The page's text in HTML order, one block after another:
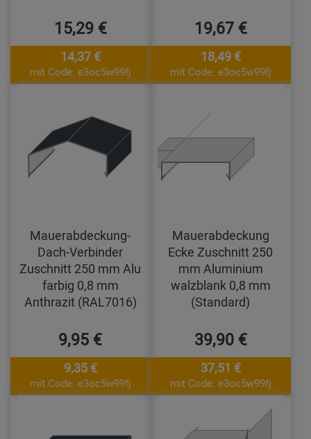
15,29 €
14,37 €
mit Code: e3oc5w99fj
19,67 €
18,49 €
mit Code: e3oc5w99fj
Mauerabdeckung-
Dach-Verbinder
Zuschnitt 250 mm Alu
farbig 0,8 mm
Anthrazit (RAL7016)
9,95 €
9,35 €
mit Code: e3oc5w99fj
Mauerabdeckung
Ecke Zuschnitt 250
mm Aluminium
walzblank 0,8 mm
(Standard)
39,90 €
37,51 €
mit Code: e3oc5w99fj